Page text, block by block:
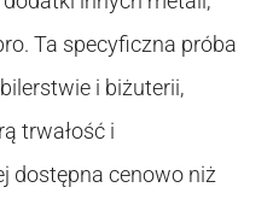
Ta specyficzna próba
i biżuterii,
trwałość i
dostępna cenowo niż